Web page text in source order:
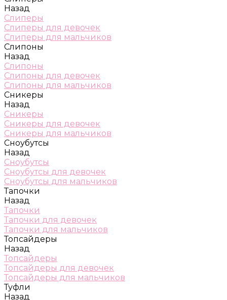
Назад
Слиперы
Слиперы для девочек
Слиперы для мальчиков
Слипоны
Назад
Слипоны
Слипоны для девочек
Слипоны для мальчиков
Сникеры
Назад
Сникеры
Сникеры для девочек
Сникеры для мальчиков
Сноубутсы
Назад
Сноубутсы
Сноубутсы для девочек
Сноубутсы для мальчиков
Тапочки
Назад
Тапочки
Тапочки для девочек
Тапочки для мальчиков
Топсайдеры
Назад
Топсайдеры
Топсайдеры для девочек
Топсайдеры для мальчиков
Туфли
Назад